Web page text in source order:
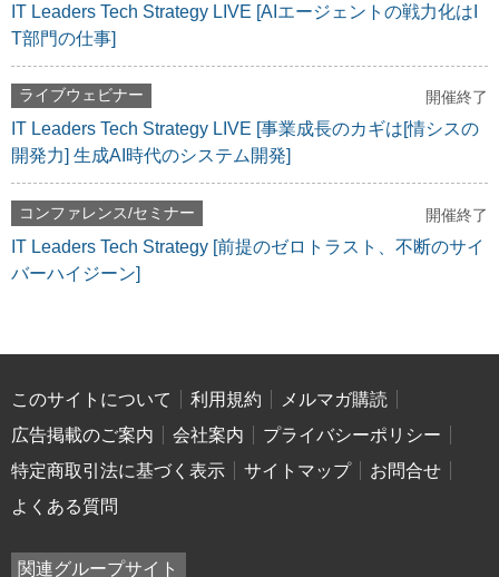
IT Leaders Tech Strategy LIVE [AIエージェントの戦力化はI
T部門の仕事]
ライブウェビナー 開催終了
IT Leaders Tech Strategy LIVE [事業成長のカギは[情シスの
開発力] 生成AI時代のシステム開発]
コンファレンス/セミナー 開催終了
IT Leaders Tech Strategy [前提のゼロトラスト、不断のサイ
バーハイジーン]
このサイトについて 利用規約
メルマガ購読
広告掲載のご案内
会社案内
プライバシーポリシー
特定商取引法に基づく表示
サイトマップ
お問合せ
よくある質問
関連グループサイト